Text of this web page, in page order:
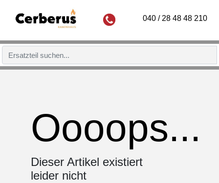
040 / 28 48 48 210
Oooops...
Dieser Artikel existiert
leider nicht